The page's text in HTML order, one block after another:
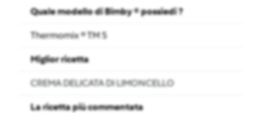
Quale modello di Bimby ® possiedi ?
Thermomix ® TM 5
Miglior ricetta
CREMA DELICATA DI LIMONCELLO
La ricetta più commentata